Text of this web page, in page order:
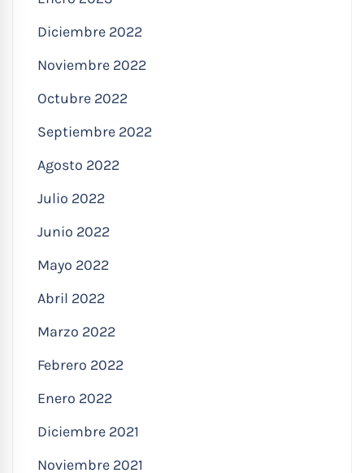
Diciembre 2022
Noviembre 2022
Octubre 2022
Septiembre 2022
Agosto 2022
Julio 2022
Junio 2022
Mayo 2022
Abril 2022
Marzo 2022
Febrero 2022
Enero 2022
Diciembre 2021
Noviembre 2021